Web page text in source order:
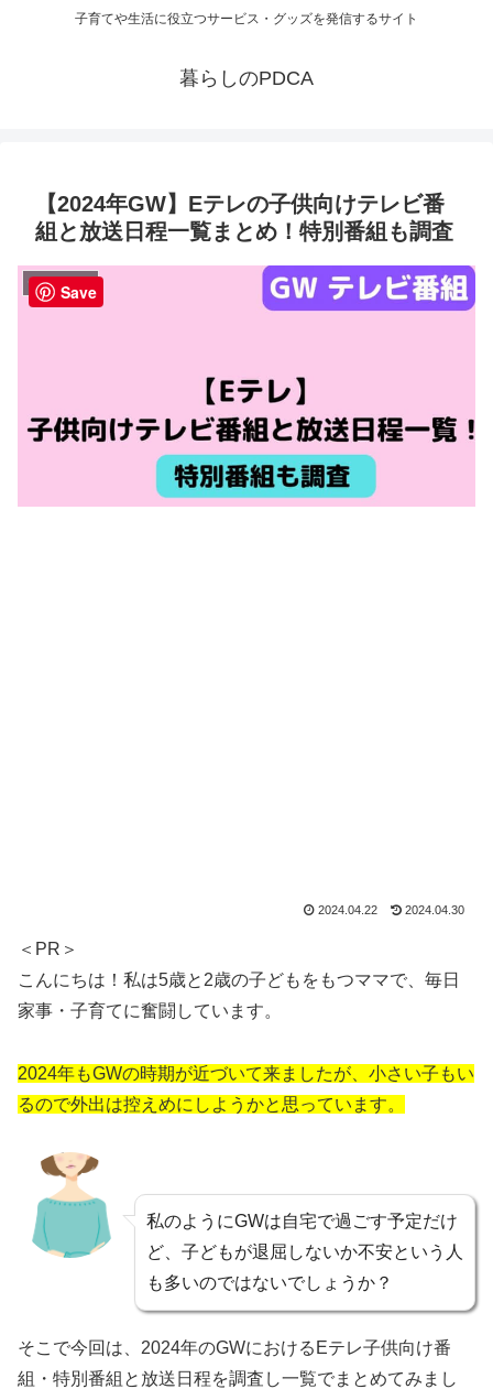
子育てや生活に役立つサービス・グッズを発信するサイト
暮らしのPDCA
【2024年GW】Eテレの子供向けテレビ番
組と放送日程一覧まとめ！特別番組も調査
テレビ・動画
2024.04.22 2024.04.30
＜PR＞
こんにちは！私は5歳と2歳の子どもをもつママで、毎日
家事・子育てに奮闘しています。
2024年もGWの時期が近づいて来ましたが、小さい子もい
るので外出は控えめにしようかと思っています。
私のようにGWは自宅で過ごす予定だけ
ど、子どもが退屈しないか不安という人
も多いのではないでしょうか？
そこで今回は、2024年のGWにおけるEテレ子供向け番
組・特別番組と放送日程を調査し一覧でまとめてみまし
Save